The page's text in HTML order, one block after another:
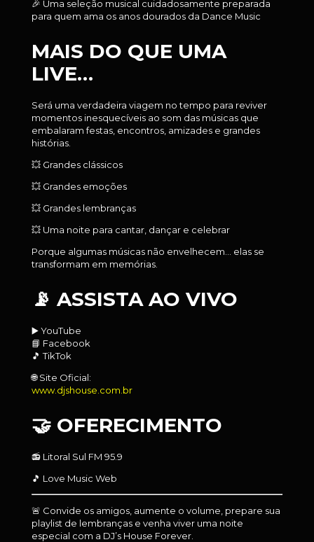
🎉 Uma seleção musical cuidadosamente preparada
para quem ama os anos dourados da Dance Music
MAIS DO QUE UMA
LIVE…
Será uma verdadeira viagem no tempo para reviver
momentos inesquecíveis ao som das músicas que
embalaram festas, encontros, amizades e grandes
histórias.
💥 Grandes clássicos
💥 Grandes emoções
💥 Grandes lembranças
💥 Uma noite para cantar, dançar e celebrar
Porque algumas músicas não envelhecem… elas se
transformam em memórias.
📡 ASSISTA AO VIVO
▶️ YouTube
📘 Facebook
🎵 TikTok
🌐 Site Oficial:
www.djshouse.com.br
🤝 OFERECIMENTO
📻 Litoral Sul FM 95.9
🎵 Love Music Web
🚨 Convide os amigos, aumente o volume, prepare sua
playlist de lembranças e venha viver uma noite
especial com a DJ’s House Forever.